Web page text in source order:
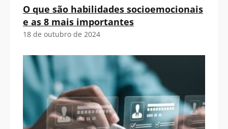
O que são habilidades socioemocionais
e as 8 mais importantes
18 de outubro de 2024